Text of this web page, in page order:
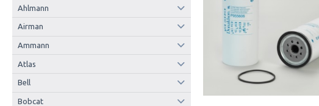
Ahlmann
Airman
Ammann
Atlas
Bell
Bobcat